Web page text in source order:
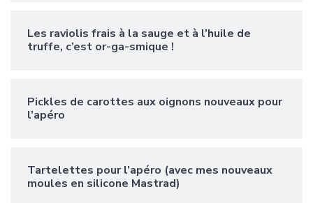
Les raviolis frais à la sauge et à l’huile de
truffe, c’est or-ga-smique !
Pickles de carottes aux oignons nouveaux pour
l’apéro
Tartelettes pour l’apéro (avec mes nouveaux
moules en silicone Mastrad)